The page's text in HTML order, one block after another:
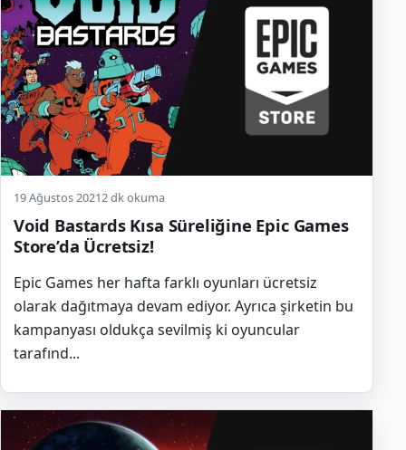
19 Ağustos 20212 dk okuma
Void Bastards Kısa Süreliğine Epic Games
Store’da Ücretsiz!
Epic Games her hafta farklı oyunları ücretsiz
olarak dağıtmaya devam ediyor. Ayrıca şirketin bu
kampanyası oldukça sevilmiş ki oyuncular
tarafınd...